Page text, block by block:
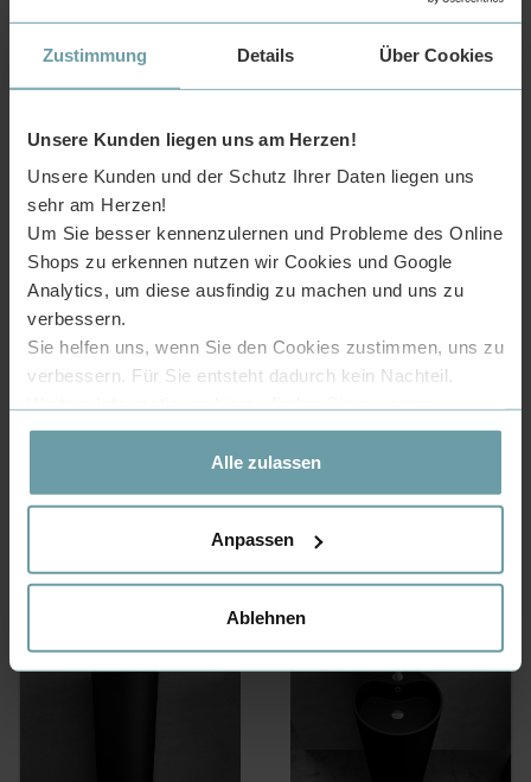
Zustimmung Details Über Cookies
Unsere Kunden liegen uns am Herzen!
Unsere Kunden und der Schutz Ihrer Daten liegen uns
sehr am Herzen!
Um Sie besser kennenzulernen und Probleme des Online
Shops zu erkennen nutzen wir Cookies und Google
Analytics, um diese ausfindig zu machen und uns zu
verbessern.
Sie helfen uns, wenn Sie den Cookies zustimmen, uns zu
verbessern. Für Sie entsteht dadurch kein Nachteil.
Datenschutzerklärung.
Alle zulassen
Anpassen
Ablehnen
·Modell: Colossum35
·Marke: doporro
·Materiral: Mineralguss
·Becken: eins
·Überlauf: eins
·Anzahl Armaturlöcher: eins
·Tiefe des Beckens: 105mm
·Farbe: Matt schwarz
Belgien. Eine Selbstabholung bei uns im Lager ist während